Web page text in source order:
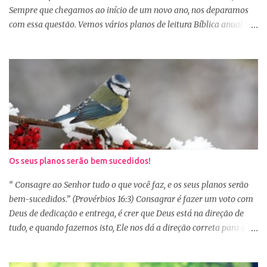
alegr...
Sempre que chegamos ao início de um novo ano, nos deparamos
com essa questão. Vemos vários planos de leitura Bíblica anual e
janeiro, principalmente as mulheres que muitas vezes recebem os
familiares em casa e precisam preparar várias coisas, ou então
aquela viagem de férias, e os dias se passaram e você não iniciou
sua leitura. E quando pegamos um plano de leitura Bíblica que
começa no dia primeiro de janeiro e percebemos que já estamos
no dia 20, desanimamos e acabamos deixando para o próximo
ano e assim vai... Outra situação que desanima é iniciar lendo
vários capítulos por dia, muitas até conseguem iniciar no dia
primeiro de janeiro, mas como não estão acostumas com a leitura
e também com a dificuldade de entendi...
Os seus planos serão bem sucedidos!
“ Consagre ao Senhor tudo o que você faz, e os seus planos serão
bem-sucedidos.” (Provérbios 16:3) Consagrar é fazer um voto com
Deus de dedicação e entrega, é crer que Deus está na direção de
tudo, e quando fazemos isto, Ele nos dá a direção correta para que